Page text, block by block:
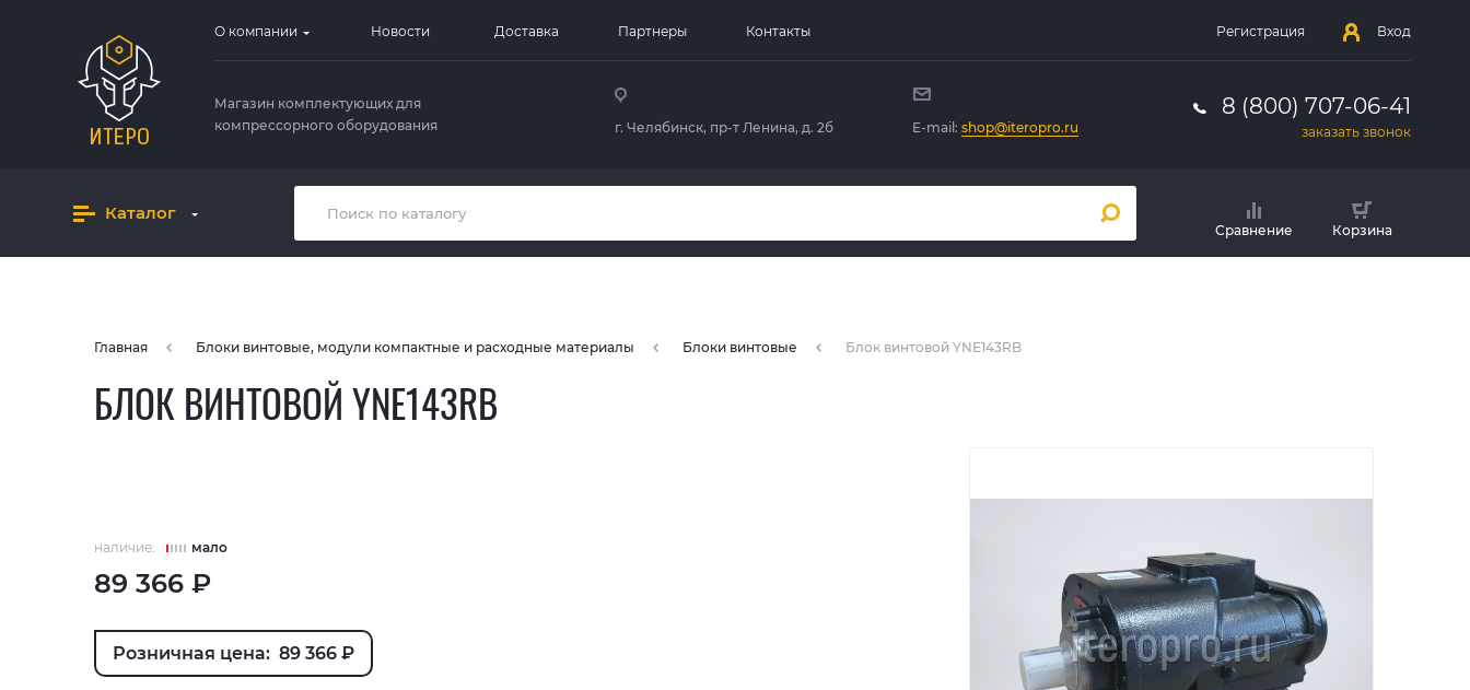
О компании Новости Доставка Партнеры Контакты Регистрация Вход
Магазин комплектующих для
компрессорного оборудования
г. Челябинск, пр-т Ленина, д. 2б E-mail:shop@iteropro.ru
8 (800) 707-06-41
заказать звонок
Каталог
Сравнение Корзина
Главная Блоки винтовые, модули компактные и расходные материалы Блоки винтовые Блок винтовой YNE143RB
БЛОК ВИНТОВОЙ YNE143RB
наличие: мало
89 366 ₽
Розничная цена: 89 366 ₽